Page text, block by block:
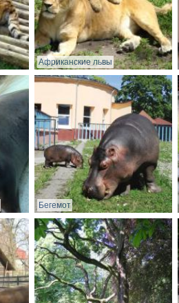
Африканские львы
Бегемот